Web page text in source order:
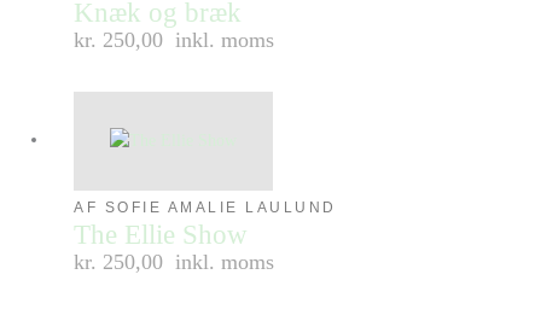
Knæk og bræk
kr. 250,00 inkl. moms
AF SOFIE AMALIE LAULUND
The Ellie Show
kr. 250,00 inkl. moms